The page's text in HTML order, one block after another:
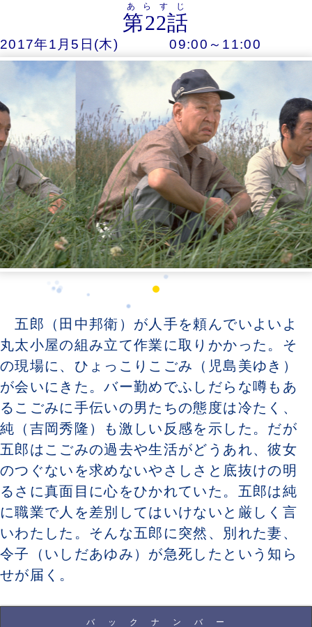
第22話
あらすじ
2017年1月5日(木) 09:00～11:00
五郎（田中邦衛）が人手を頼んでいよいよ
丸太小屋の組み立て作業に取りかかった。そ
の現場に、ひょっこりこごみ（児島美ゆき）
が会いにきた。バー勤めでふしだらな噂もあ
るこごみに手伝いの男たちの態度は冷たく、
純（吉岡秀隆）も激しい反感を示した。だが
五郎はこごみの過去や生活がどうあれ、彼女
のつぐないを求めないやさしさと底抜けの明
るさに真面目に心をひかれていた。五郎は純
に職業で人を差別してはいけないと厳しく言
いわたした。そんな五郎に突然、別れた妻、
令子（いしだあゆみ）が急死したという知ら
せが届く。
バックナンバー